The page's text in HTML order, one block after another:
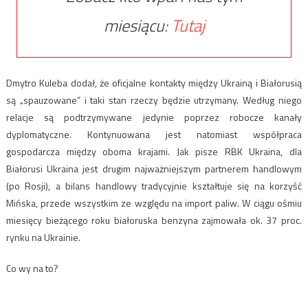
miesiącu: Tutaj
Dmytro Kuleba dodał, że oficjalne kontakty między Ukrainą i Białorusią
są „spauzowane” i taki stan rzeczy będzie utrzymany. Według niego
relacje są podtrzymywane jedynie poprzez robocze kanały
dyplomatyczne. Kontynuowana jest natomiast współpraca
gospodarcza między oboma krajami. Jak pisze RBK Ukraina, dla
Białorusi Ukraina jest drugim najważniejszym partnerem handlowym
(po Rosji), a bilans handlowy tradycyjnie kształtuje się na korzyść
Mińska, przede wszystkim ze względu na import paliw. W ciągu ośmiu
miesięcy bieżącego roku białoruska benzyna zajmowała ok. 37 proc.
rynku na Ukrainie.
Co wy na to?